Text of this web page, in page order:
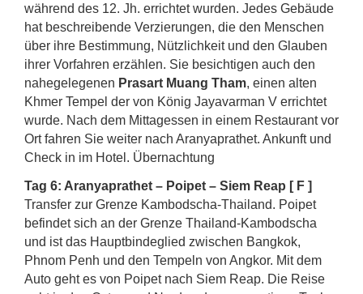
während des 12. Jh. errichtet wurden. Jedes Gebäude
hat beschreibende Verzierungen, die den Menschen
über ihre Bestimmung, Nützlichkeit und den Glauben
ihrer Vorfahren erzählen. Sie besichtigen auch den
nahegelegenen Prasart Muang Tham, einen alten
Khmer Tempel der von König Jayavarman V errichtet
wurde. Nach dem Mittagessen in einem Restaurant vor
Ort fahren Sie weiter nach Aranyaprathet. Ankunft und
Check in im Hotel. Übernachtung
Tag 6: Aranyaprathet – Poipet – Siem Reap [ F ]
Transfer zur Grenze Kambodscha-Thailand. Poipet
befindet sich an der Grenze Thailand-Kambodscha
und ist das Hauptbindeglied zwischen Bangkok,
Phnom Penh und den Tempeln von Angkor. Mit dem
Auto geht es von Poipet nach Siem Reap. Die Reise